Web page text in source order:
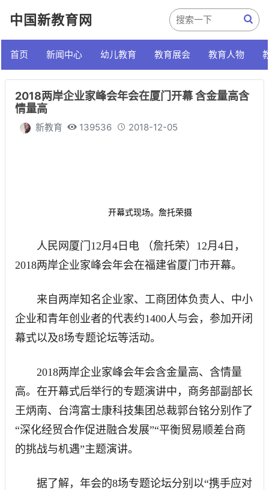
中国新教育网
首页 新闻中心 幼儿教育 教育展会 教育人物
2018两岸企业家峰会年会在厦门开幕 含金量高含
情量高
新教育 139536 2018-12-05
开幕式现场。詹托荣摄
人民网厦门12月4日电 （詹托荣）12月4日，
2018两岸企业家峰会年会在福建省厦门市开幕。
来自两岸知名企业家、工商团体负责人、中小
企业和青年创业者的代表约1400人与会，参加开闭
幕式以及8场专题论坛等活动。
2018两岸企业家峰会年会含金量高、含情量
高。在开幕式后举行的专题演讲中，商务部副部长
王炳南、台湾富士康科技集团总裁郭台铭分别作了
“深化经贸合作促进融合发展”“平衡贸易顺差台商
的挑战与机遇”主题演讲。
据了解，年会的8场专题论坛分别以“携手应对